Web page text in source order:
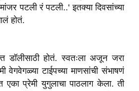
पटली रं पटली..' इतक्या दिवसांच्या
होतं.
होतं. स्वतःला अजून जरा
वेगवेगळ्या टाईपच्या माणसांची संभाषणं
एका प्रेमी युगुलाचा पाठलाग केला. ती